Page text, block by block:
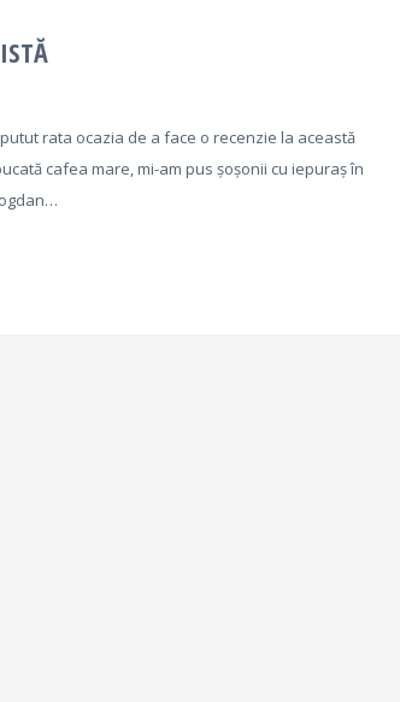
rata ocazia de a face o recenzie la această
cafea mare, mi-am pus șoșonii cu iepuraș în